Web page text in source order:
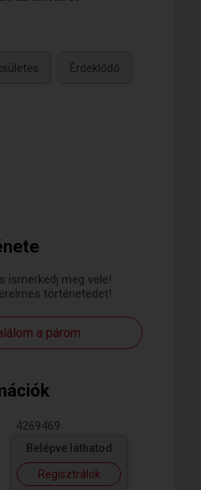
ismerkedj meg vele!
történetedet!
a párom
4269469
Belépve láthatod
Regisztrálok
Érdeklődő